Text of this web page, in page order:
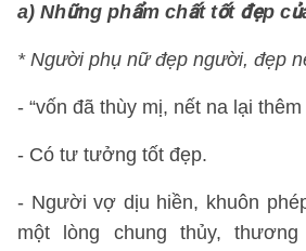
a) Những phẩm chất tốt đẹp
* Người phụ nữ đẹp người, đẹp
- “vốn đã thùy mị, nết na lại
- Có tư tưởng tốt đẹp.
- Người vợ dịu hiền, khuôn
một lòng chung thủy,